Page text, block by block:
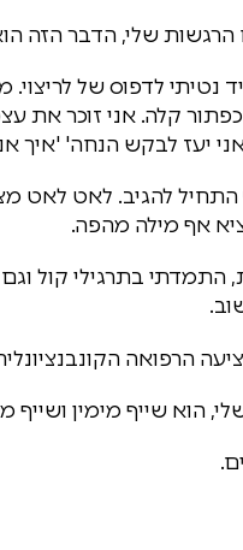
הרגשות שלי, הדבר הזה
נטיתי לדפוס של
קלה. אני זוכר
יעז לבקש הנחה' 'איך
להגיב. לאט לאט
אף מילה מהפה.
התמדתי בתרגילי קול
הרפואה
הוא שייף מימין ושייף